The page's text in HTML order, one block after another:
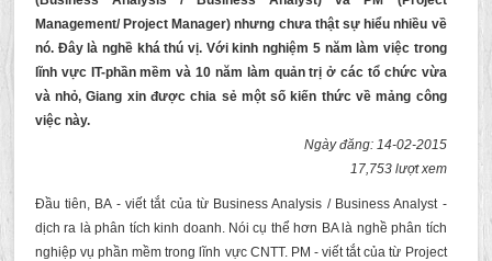
Management/ Project Manager) nhưng chưa thật sự hiểu nhiều về
nó. Đây là nghề khá thú vị. Với kinh nghiệm 5 năm làm việc trong
lĩnh vực IT-phần mềm và 10 năm làm quản trị ở các tổ chức vừa
và nhỏ, Giang xin được chia sẻ một số kiến thức về mảng công
việc này.
Ngày đăng: 14-02-2015
17,753 lượt xem
Đầu tiên, BA - viết tắt của từ Business Analysis / Business Analyst -
dịch ra là phân tích kinh doanh. Nói cụ thể hơn BA là nghề phân tích
nghiệp vụ phần mềm trong lĩnh vực CNTT. PM - viết tắt của từ Project